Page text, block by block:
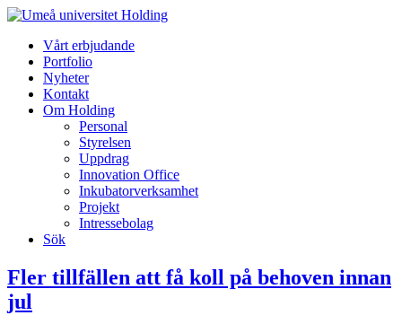
Vårt erbjudande
Portfolio
Nyheter
Kontakt
Om Holding
Personal
Styrelsen
Uppdrag
Innovation Office
Inkubatorverksamhet
Projekt
Intressebolag
Sök
Fler tillfällen att få koll på behoven innan
jul